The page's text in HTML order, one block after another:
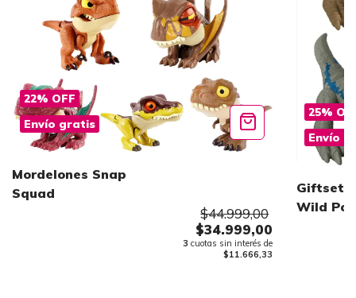
22% OFF
Envío gratis
Mordelones Snap
Squad
$44.999,00
$34.999,00
3 cuotas sin interés de
$11.666,33
25%
Envío
Giftset
Wild